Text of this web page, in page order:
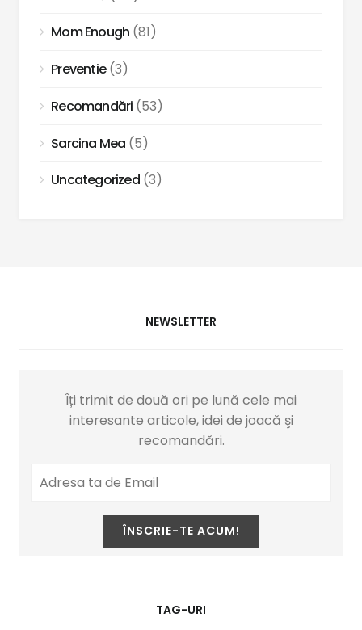
Mom Enough (81)
Preventie(3)
Recomandări (53)
Sarcina Mea (5)
Uncategorized(3)
NEWSLETTER
Îți trimit de două ori pe lună cele mai
interesante articole, idei de joacă şi
recomandări.
TAG-URI